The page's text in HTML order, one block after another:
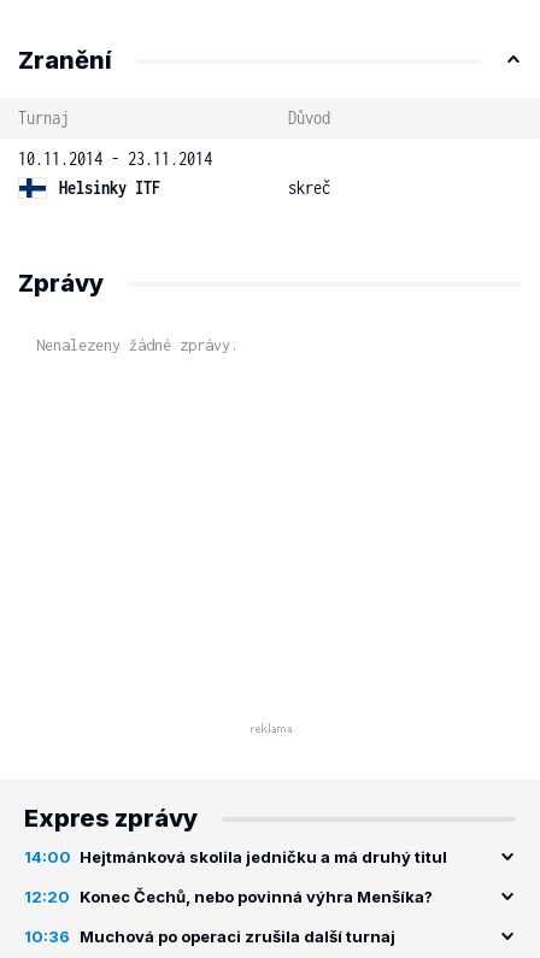
Zranění
Turnaj
Důvod
10.11.2014 - 23.11.2014
Helsinky ITF
skreč
Zprávy
Nenalezeny žádné zprávy.
Expres zprávy
14:00 Hejtmánková skolila jedničku a má druhý titul
12:20 Konec Čechů, nebo povinná výhra Menšíka?
10:36 Muchová po operaci zrušila další turnaj